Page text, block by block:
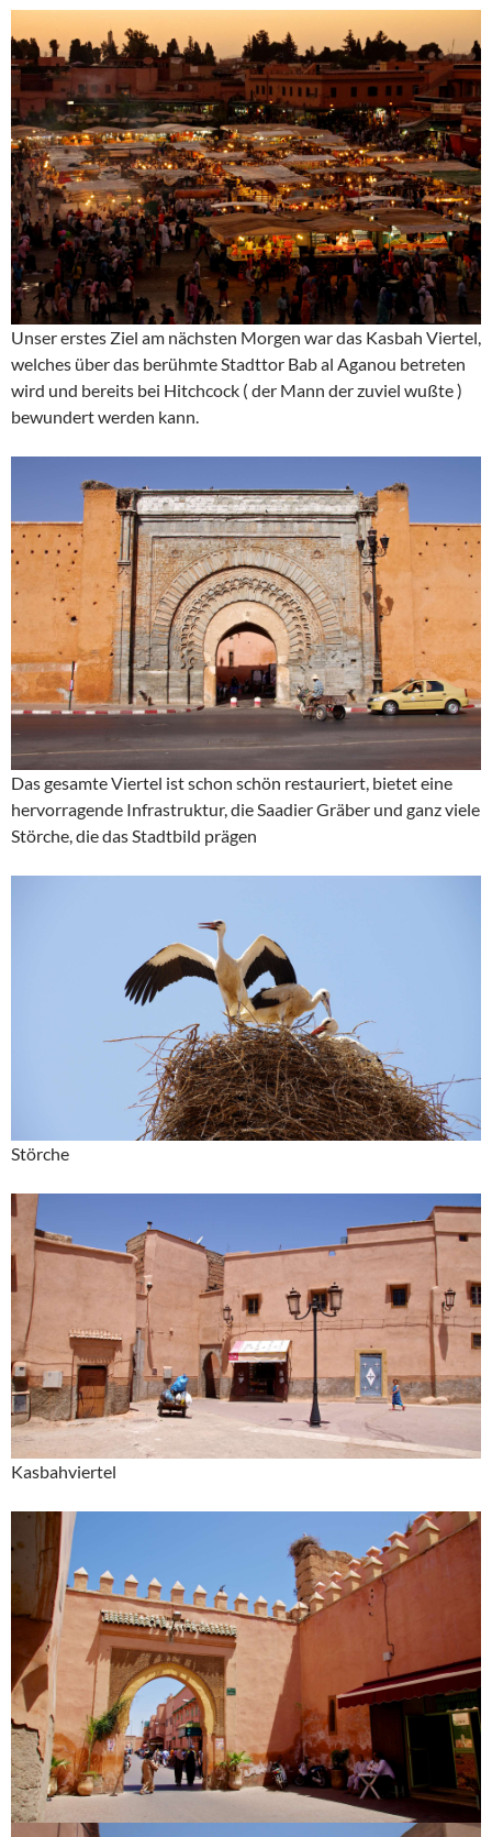
Unser erstes Ziel am nächsten Morgen war das Kasbah Viertel,
welches über das berühmte Stadttor Bab al Aganou betreten
wird und bereits bei Hitchcock ( der Mann der zuviel wußte )
bewundert werden kann.
Das gesamte Viertel ist schon schön restauriert, bietet eine
hervorragende Infrastruktur, die Saadier Gräber und ganz viele
Störche, die das Stadtbild prägen
Störche
Kasbahviertel